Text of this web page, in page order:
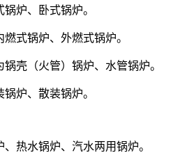
炉、卧式锅炉。
式锅炉、外燃式锅炉。
壳（火管）锅炉、水管锅炉。
炉、散装锅炉。
热水锅炉、汽水两用锅炉。